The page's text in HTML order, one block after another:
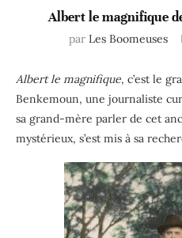
Albert le magnifique
par Les Boomeuses
Albert le magnifique, c’est le
Benkemoun, une journaliste
sa grand-mère parler de cet
mystérieux, s’est mis à sa